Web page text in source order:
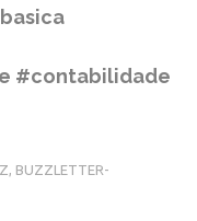
#contabilidade
, BUZZLETTER-